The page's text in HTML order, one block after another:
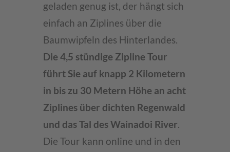
geladen genug ist, der hängt sich
einfach an Ziplines über die
Baumwipfeln des Hinterlandes.
Die 4,5 stündige Zipline Tour
führt Sie auf knapp 2 Kilometern
in bis zu 30 Metern Höhe an acht
Ziplines über dichten Regenwald
und das Tal des Wainadoi River.
Die Tour kann online und in den